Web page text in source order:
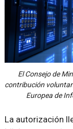
El Consejo de
contribución
Europea de
La autorización